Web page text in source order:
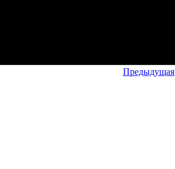
Предыдущая